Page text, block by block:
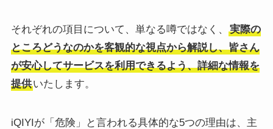
それぞれの項目について、単なる噂ではなく、
実際の
ところどうなのかを客観的な視点から解説し、皆さん
が安心してサービスを利用できるよう、詳細な情報を
提供いたします。
iQIYIが「危険」と言われる具体的な5つの理由は、主